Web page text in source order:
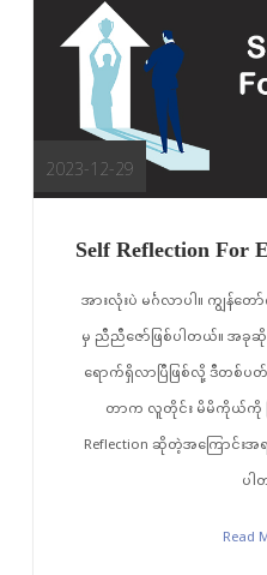
2023-12-29
Self Reflection For
အားလုံးပဲ မင်္ဂလာပါ။ ကျွန်တေ
မှ ညီညီ‌ဇော်ဖြစ်ပါတယ်။ အ
ရောက်ရှိလာပြီဖြစ်လို့ ဒီတစ်ပတ်
တာက လူတိုင်း မိမိကိုယ်ကို
Reflection ဆိုတဲ့အကြောင်းအ
ပ
Read